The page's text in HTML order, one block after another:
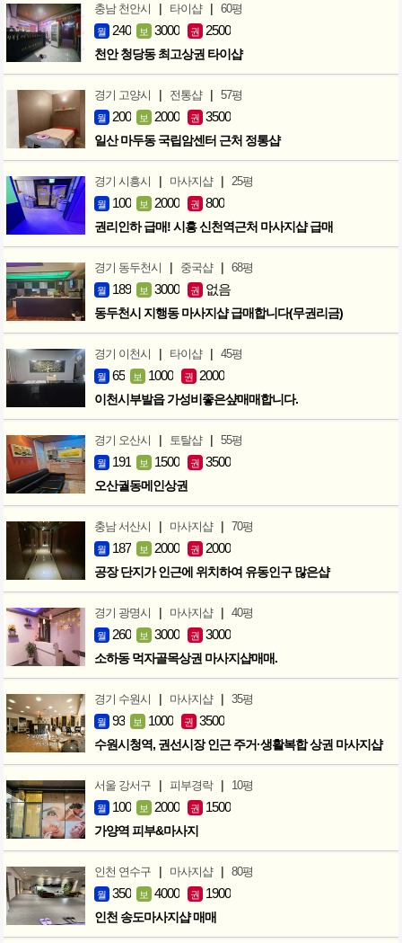
충남 천안시 | 타이샵 | 60평
월 240 보 3000 권 2500
천안 청당동 최고상권 타이샵
경기 고양시 | 전통샵 | 57평
월 200 보 2000 권 3500
일산 마두동 국립암센터 근처 정통샵
경기 시흥시 | 마사지샵 | 25평
월 100 보 2000 권 800
권리인하 급매! 시흥 신천역근처 마사지샵 급매
경기 동두천시 | 중국샵 | 68평
월 189 보 3000 권 없음
동두천시 지행동 마사지샵 급매합니다(무권리금)
경기 이천시 | 타이샵 | 45평
월 65 보 1000 권 2000
이천시부발읍 가성비좋은샾매매합니다.
경기 오산시 | 토탈샵 | 55평
월 191 보 1500 권 3500
오산궐동메인상권
충남 서산시 | 마사지샵 | 70평
월 187 보 2000 권 2000
공장 단지가 인근에 위치하여 유동인구 많은샵
경기 광명시 | 마사지샵 | 40평
월 260 보 3000 권 3000
소하동 먹자골목상권 마사지샵매매.
경기 수원시 | 마사지샵 | 35평
월 93 보 1000 권 3500
수원시청역, 권선시장 인근 주거·생활복합 상권 마사지샵
서울 강서구 | 피부경락 | 10평
월 100 보 2000 권 1500
가양역 피부&마사지
인천 연수구 | 마사지샵 | 80평
월 350 보 4000 권 1900
인천 송도마사지샵 매매